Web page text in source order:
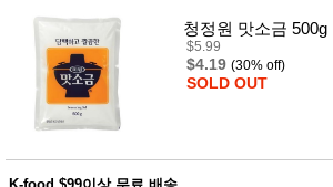
갑/케이
스
패션/잡
세탁세
일상 돋
침구용
품
청정원 맛소금 500g
$5.99
$4.19 (30% off)
SOLD OUT
K-food $99이상 무료 배송